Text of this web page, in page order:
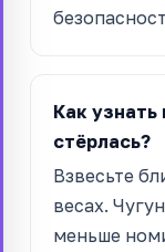
Как узнать
стёрлась?
Взвесьте
весах.
меньше